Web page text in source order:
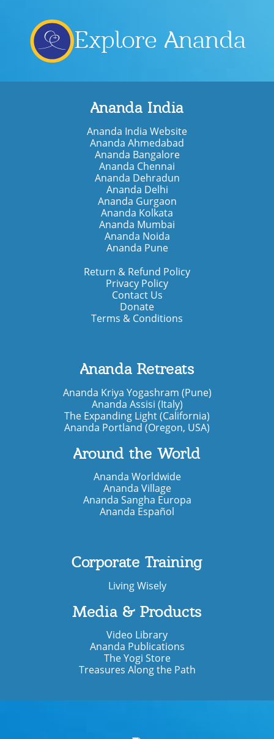
Explore Ananda
Ananda India
Ananda India Website
Ananda Ahmedabad
Ananda Bangalore
Ananda Chennai
Ananda Dehradun
Ananda Delhi
Ananda Gurgaon
Ananda Kolkata
Ananda Mumbai
Ananda Noida
Ananda Pune
Return & Refund Policy
Privacy Policy
Contact Us
Donate
Terms & Conditions
Ananda Retreats
Ananda Kriya Yogashram (Pune)
Ananda Assisi (Italy)
The Expanding Light (California)
Ananda Portland (Oregon, USA)
Around the World
Ananda Worldwide
Ananda Village
Ananda Sangha Europa
Ananda Español
Corporate Training
Living Wisely
Media & Products
Video Library
Ananda Publications
The Yogi Store
Treasures Along the Path